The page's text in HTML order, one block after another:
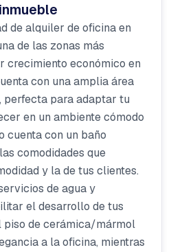
de alquiler de oficina en
de las zonas más
crecimiento económico en
con una amplia área
perfecta para adaptar tu
en un ambiente cómodo
cuenta con un baño
comodidades que
y la de tus clientes.
de agua y
el desarrollo de tus
piso de cerámica/mármol
a la oficina, mientras